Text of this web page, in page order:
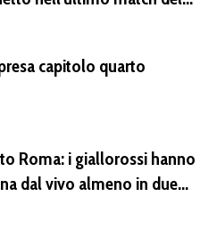
(FOTO e VIDEO)
capitolo quarto
Roma: i giallorossi hanno
dal vivo almeno in due
40/45 milioni